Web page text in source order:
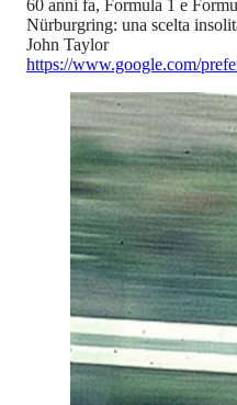
60 anni fa, Formula 1 e
Nürburgring: una scelta
John Taylor
https://www.google.com/